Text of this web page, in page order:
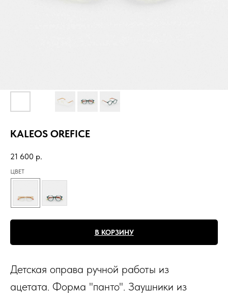
KALEOS OREFICE
21 600 р.
ЦВЕТ
В КОРЗИНУ
Детская оправа ручной работы из
ацетата. Форма "панто". Заушники из